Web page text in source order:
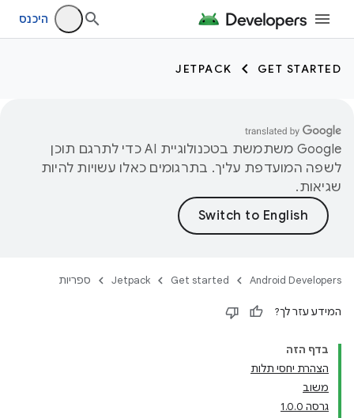
היכנס
GET STARTED
JETPACK
‫Google משתמשת בטכנולוגיית AI כדי לתרגם תוכן
לשפה המועדפת עליך. בתרגומים כאלו עשויות להיות
שגיאות.
Android Developers
Get started
Jetpack ספריות
המידע עזר לך?
בדף הזה
הצהרת יחסי תלות
משוב
גרסה 1.0.0